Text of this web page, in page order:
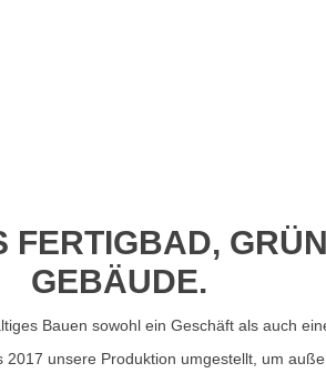
FERTIGBAD,
GEBÄUDE.
Bauen sowohl ein Geschäft als auch
2017 unsere Produktion umgestellt, um